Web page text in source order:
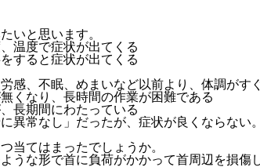
いと思います。
温度で症状が出てくる
すると症状が出てくる
感、不眠、めまいなど以前より、体調がす
くなり、長時間の作業が困難である
長期間にわたっている
異常なし」だったが、症状が良くならない。
当てはまったでしょうか。
うな形で首に負荷がかかって首周辺を損傷